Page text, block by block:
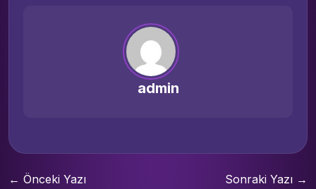
admin
← Önceki Yazı Sonraki Yazı →